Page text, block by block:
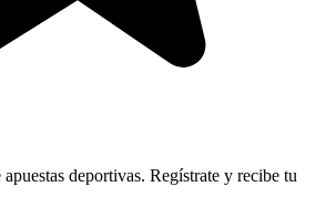
deportivas. Regístrate y recibe tu